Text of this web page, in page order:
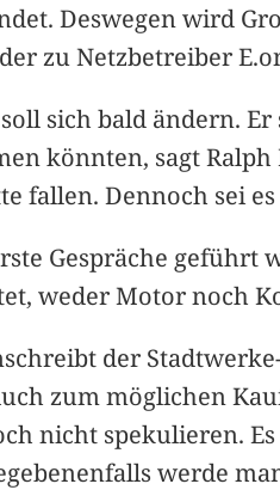
Deswegen wird
zu Netzbetreiber
sich bald ändern.
könnten, sagt
fallen. Dennoch sei
Gespräche
weder Motor noch
der
zum möglichen
nicht spekulieren.
werde